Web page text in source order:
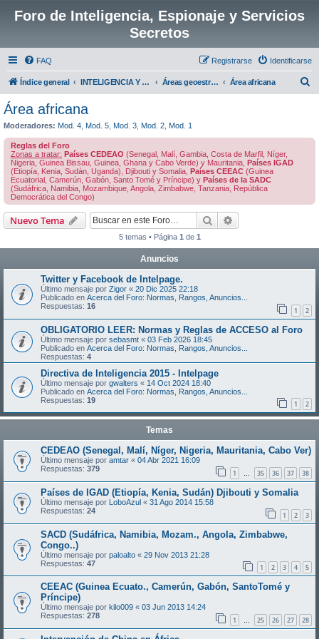
Foro de Inteligencia, Espionaje y Servicios
Secretos
FAQ Identificarse
Registrarse
Índice general INTELIGENCIA Y SEGURIDAD GLOBAL: Áreas geoestratégicas de interés- Actividad política, económica, militar y social Área africana
Área africana
Moderadores: Mod. 4 Mod. 5 Mod. 3 Mod. 2 Mod. 1
Reglas del Foro
Zonas a tratar: Países CEDEAO (Senegal, Malí, Gambia, Costa de Marfil, Níger,
Nigeria, Guinea Bissau, Guinea, Ghana y Cabo Verde) y Mauritania, Países IGAD
(Etiopía, Kenia, Sudán, Uganda), Djibouti y Somalia, Países CEEAC (Guinea
Ecuatorial, Camerún, Gabón, Santo Tomé y Príncipe) y Países de la SADC
(Sudáfrica, Namibia, Mozambique, Angola, Zimbabwe, Tanzania, República
Democrática del Congo)
Nuevo Tema Buscar
5 temas • Página 1 de 1
Anuncios
Twitter y Facebook de Intelpage.
Último mensaje por Zigor « 20 Dic 2025 22:18
Publicado en Acerca del Foro: Normas, Rangos, Anuncios...
Respuestas: 16 1 2
OBLIGATORIO LEER: Normas y Reglas de ACCESO al Foro
Último mensaje por sebasmt « 03 Feb 2026 18:45
Publicado en Acerca del Foro: Normas, Rangos, Anuncios...
Respuestas: 4
Directiva de Inteligencia 2015 - Intelpage
Último mensaje por gwalters « 14 Oct 2024 18:40
Publicado en Acerca del Foro: Normas, Rangos, Anuncios...
Respuestas: 19 1 2
Temas
CEDEAO (Senegal, Malí, Níger, Nigeria, Mauritania, Cabo Ver)
Último mensaje por amtar « 04 Abr 2021 16:09
Respuestas: 379 1 … 35 36 37 38
Países de IGAD (Etiopía, Kenia, Sudán) Djibouti y Somalia
Último mensaje por LoboAzul « 31 Ago 2014 15:58
Respuestas: 24 1 2 3
SACD (Sudáfrica, Namibia, Mozam., Angola, Zimbabwe,
Congo..)
Último mensaje por paloalto « 29 Nov 2013 21:28
Respuestas: 47 1 2 3 4 5
CEEAC (Guinea Ecuato., Camerún, Gabón, SantoTomé y
Príncipe)
Último mensaje por kilo009 « 03 Jun 2013 14:24
Respuestas: 278 1 … 25 26 27 28